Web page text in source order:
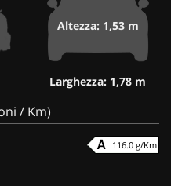
Altezza: 1,53 m
Larghezza: 1,78 m
/ Km)
116.0 g/Km